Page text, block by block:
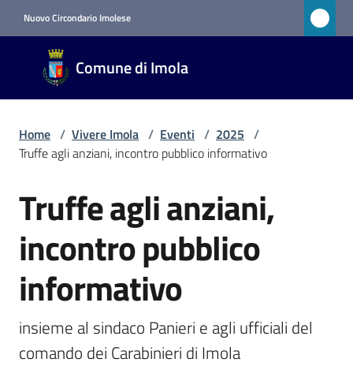
Nuovo Circondario Imolese
Comune di Imola
Comune
di Imola
RETE
Novità
Imola
Menu selezionato
Home / Vivere Imola / Eventi / 2025 /
Truffe agli anziani, incontro pubblico informativo
Salta al contenuto
Truffe agli anziani,
incontro pubblico
informativo
insieme al sindaco Panieri e agli ufficiali del
comando dei Carabinieri di Imola